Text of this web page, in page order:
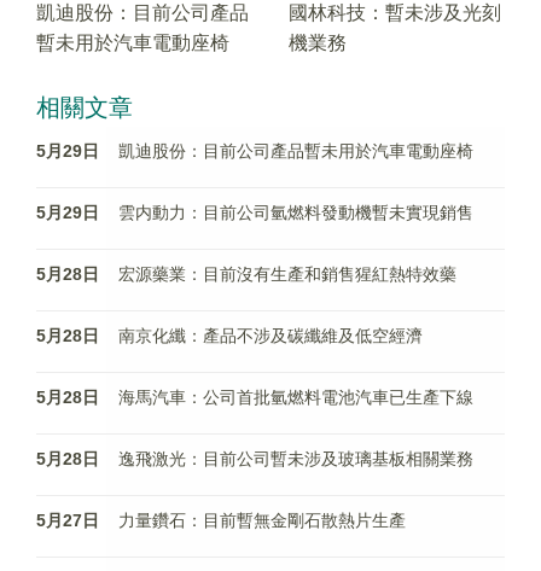
凱迪股份：目前公司產品
暫未用於汽車電動座椅
國林科技：暫未涉及光刻
機業務
相關文章
5月29日 凱迪股份：目前公司產品暫未用於汽車電動座椅
5月29日 雲内動力：目前公司氫燃料發動機暫未實現銷售
5月28日 宏源藥業：目前沒有生產和銷售猩紅熱特效藥
5月28日 南京化纖：產品不涉及碳纖維及低空經濟
5月28日 海馬汽車：公司首批氫燃料電池汽車已生產下線
5月28日 逸飛激光：目前公司暫未涉及玻璃基板相關業務
5月27日 力量鑽石：目前暫無金剛石散熱片生產